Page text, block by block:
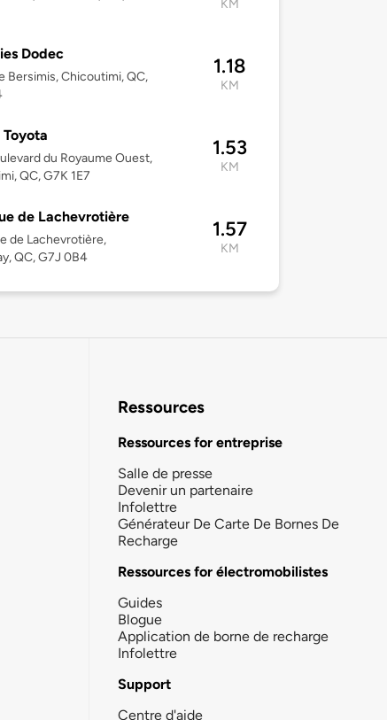
KM
Dodec
Bersimis, Chicoutimi, QC,
1.18
KM
Toyota
du Royaume Ouest,
QC, G7K 1E7
1.53
KM
de Lachevrotière
de Lachevrotière,
QC, G7J 0B4
1.57
KM
Ressources
Ressources for entreprise
Salle de presse
Devenir un partenaire
Infolettre
Générateur De Carte De Bornes De
Recharge
Ressources for électromobilistes
Guides
Blogue
Application de borne de recharge
Infolettre
Support
Centre d'aide